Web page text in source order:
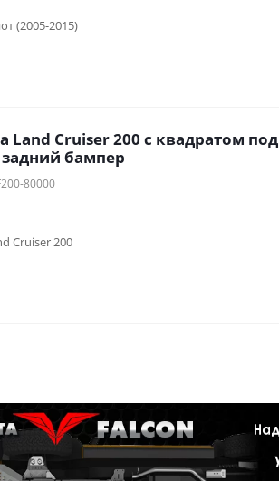
(2005-2015)
Land Cruiser 200 с квадратом под
бампер
80000
Cruiser 200